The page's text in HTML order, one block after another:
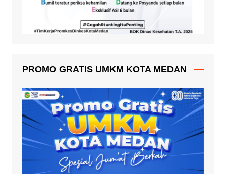
PROMO GRATIS UMKM KOTA MEDAN